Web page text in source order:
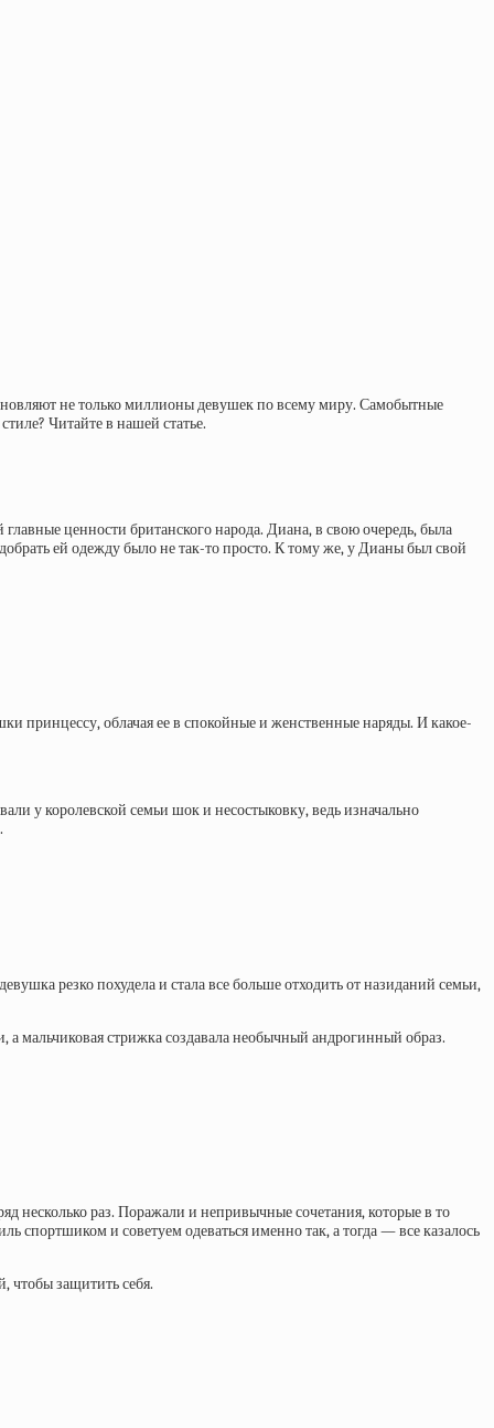
не только миллионы девушек по всему миру. Самобытные
Читайте в нашей статье.
ценности британского народа. Диана, в свою очередь, была
ей одежду было не так-то просто. К тому же, у Дианы был свой
принцессу, облачая ее в спокойные и женственные наряды. И какое-
у королевской семьи шок и несостыковку, ведь изначально
резко похудела и стала все больше отходить от назиданий семьи,
стрижка создавала необычный андрогинный образ.
несколько раз. Поражали и непривычные сочетания, которые в то
спортшиком и советуем одеваться именно так, а тогда — все казалось
чтобы защитить себя.